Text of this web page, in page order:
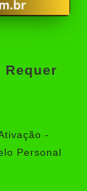
Requer
-
Personal